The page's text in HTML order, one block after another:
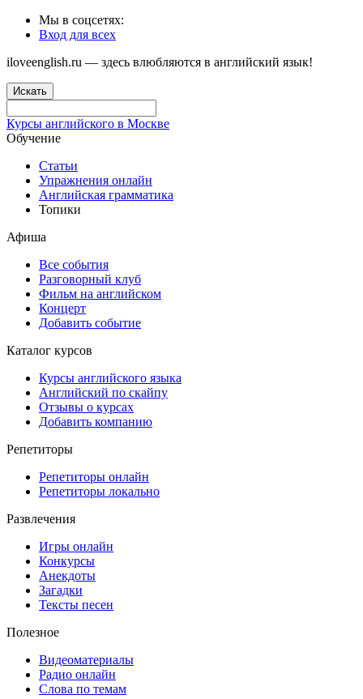
Мы в соцсетях:
Вход для всех
iloveenglish.ru — здесь влюбляются в английский язык!
Искать
Курсы английского в Москве
Обучение
Статьи
Упражнения онлайн
Английская грамматика
Топики
Афиша
Все события
Разговорный клуб
Фильм на английском
Концерт
Добавить событие
Каталог курсов
Курсы английского языка
Английский по скайпу
Отзывы о курсах
Добавить компанию
Репетиторы
Репетиторы онлайн
Репетиторы локально
Развлечения
Игры онлайн
Конкурсы
Анекдоты
Загадки
Тексты песен
Полезное
Видеоматериалы
Радио онлайн
Слова по темам